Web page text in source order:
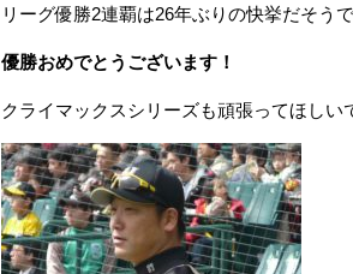
リーグ優勝2連覇は26年ぶりの快挙だそうで
優勝おめでとうございます！
クライマックスシリーズも頑張ってほしい